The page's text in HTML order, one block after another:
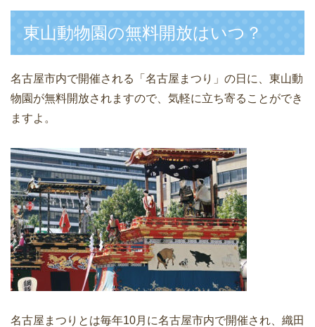
東山動物園の無料開放はいつ？
名古屋市内で開催される「名古屋まつり」の日に、東山動
物園が無料開放されますので、気軽に立ち寄ることができ
ますよ。
名古屋まつりとは毎年10月に名古屋市内で開催され、織田